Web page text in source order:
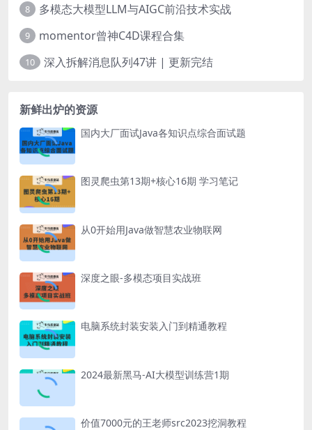
8 多模态大模型LLM与AIGC前沿技术实战
9 momentor曾神C4D课程合集
10 深入拆解消息队列47讲 | 更新完结
新鲜出炉的资源
国内大厂面试Java各知识点综合面试题
图灵爬虫第13期+核心16期 学习笔记
从0开始用Java做智慧农业物联网
深度之眼-多模态项目实战班
电脑系统封装安装入门到精通教程
2024最新黑马-AI大模型训练营1期
价值7000元的王老师src2023挖洞教程